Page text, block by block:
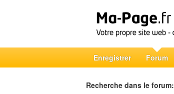
Enregistrer Forum
Recherche dans le forum: